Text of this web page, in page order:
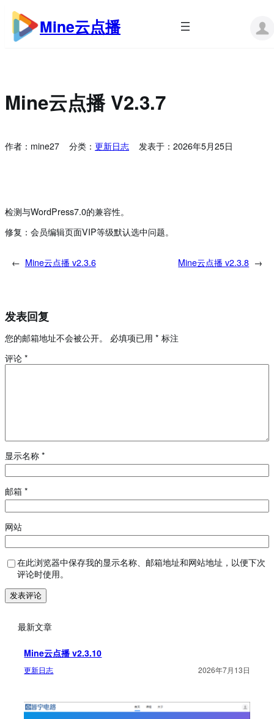
跳
内
Mine云点播
Mine云点播 V2.3.7
作者： mine27 分类： 更新日志 发表于： 2026年5月25日
检测与WordPress7.0的兼容性。
修复：会员编辑页面VIP等级默认选中问题。
← Mine云点播 v2.3.6 Mine云点播 v2.3.8 →
发表回复
您的邮箱地址不会被公开。 必填项已用 * 标注
评论 *
显示名称 *
邮箱 *
网站
在此浏览器中保存我的显示名称、邮箱地址和网站地址，以便下次
评论时使用。
最新文章
Mine云点播 v2.3.10
更新日志 2026年7月13日